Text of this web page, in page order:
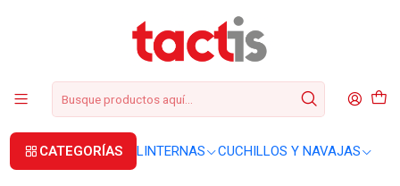
CATEGORÍAS LINTERNAS CUCHILLOS Y NAVAJAS
+56 2 3224 9572 +569 62369815
ARMAS DEPORTIVAS
ARMAS CO2
Pistola Traumatica TH Tactical 1911 Cal .4.5